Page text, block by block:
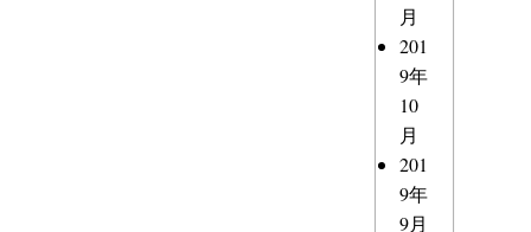
月
201
9年
10
月
201
9年
9月